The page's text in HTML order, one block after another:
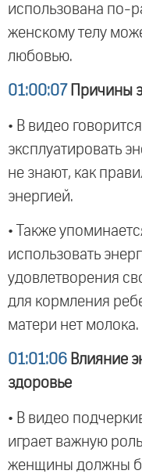
использована по-
женскому телу
любовью.
01:00:07 Причины
• В видео
эксплуатировать
не знают, как
энергией.
• Также
использовать
удовлетворения
для кормления
матери нет молока.
01:01:06 Влияние
здоровье
• В видео
играет важную
женщины должны